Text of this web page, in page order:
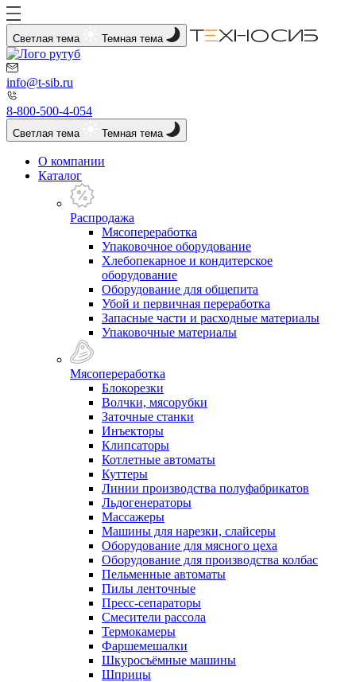
Светлая тема Темная тема
info@t-sib.ru
8-800-500-4-054
Светлая тема Темная тема
О компании
Каталог
Распродажа
Мясопереработка
Упаковочное оборудование
Хлебопекарное и кондитерское
оборудование
Оборудование для общепита
Убой и первичная переработка
Запасные части и расходные материалы
Упаковочные материалы
Мясопереработка
Блокорезки
Волчки, мясорубки
Заточные станки
Инъекторы
Клипсаторы
Котлетные автоматы
Куттеры
Линии производства полуфабрикатов
Льдогенераторы
Массажеры
Машины для нарезки, слайсеры
Оборудование для мясного цеха
Оборудование для производства колбас
Пельменные автоматы
Пилы ленточные
Пресс-сепараторы
Смесители рассола
Термокамеры
Фаршемешалки
Шкуросъёмные машины
Шприцы